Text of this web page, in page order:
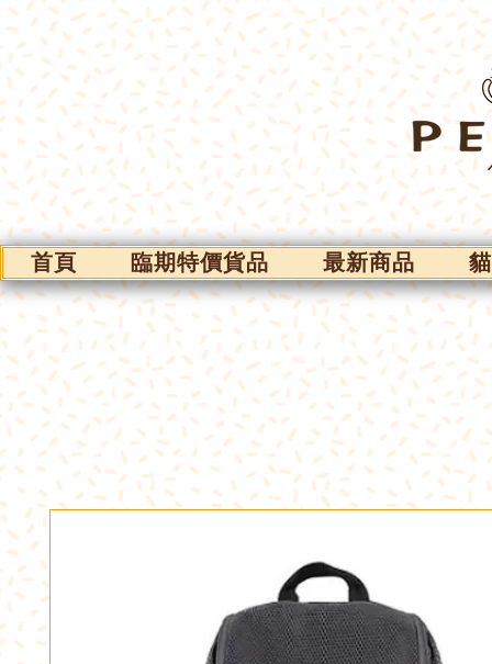
首頁 臨期特價貨品 最新商品